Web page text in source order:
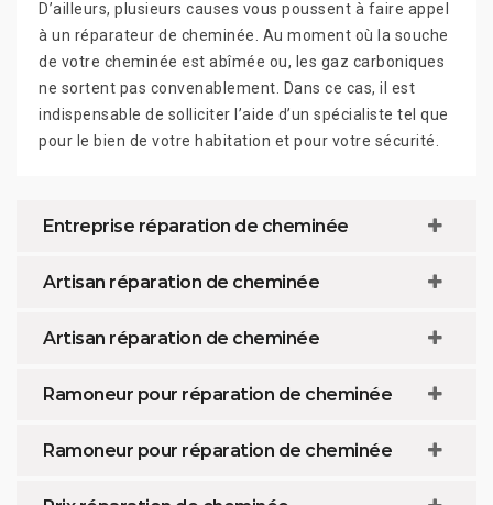
D’ailleurs, plusieurs causes vous poussent à faire appel
à un réparateur de cheminée. Au moment où la souche
de votre cheminée est abîmée ou, les gaz carboniques
ne sortent pas convenablement. Dans ce cas, il est
indispensable de solliciter l’aide d’un spécialiste tel que
pour le bien de votre habitation et pour votre sécurité.
Entreprise réparation de cheminée
Artisan réparation de cheminée
Artisan réparation de cheminée
Ramoneur pour réparation de cheminée
Ramoneur pour réparation de cheminée